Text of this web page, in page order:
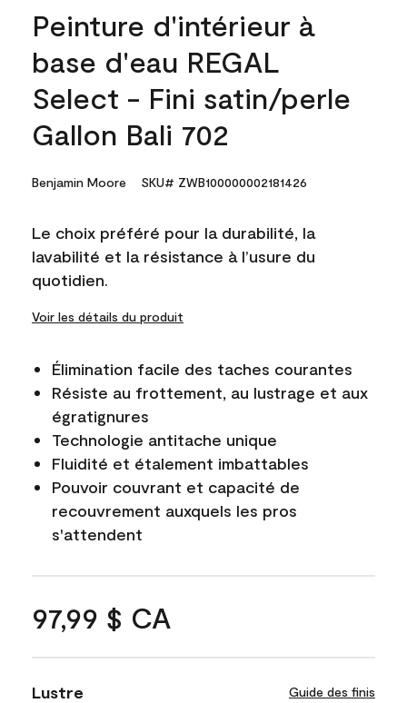
Peinture d'intérieur à
base d'eau REGAL
Select - Fini satin/perle
Gallon Bali 702
Benjamin Moore SKU# ZWB100000002181426
Le choix préféré pour la durabilité, la
lavabilité et la résistance à l’usure du
quotidien.
Voir les détails du produit
Élimination facile des taches courantes
Résiste au frottement, au lustrage et aux
égratignures
Technologie antitache unique
Fluidité et étalement imbattables
Pouvoir couvrant et capacité de
recouvrement auxquels les pros
s'attendent
97,99 $ CA
Lustre Guide des finis